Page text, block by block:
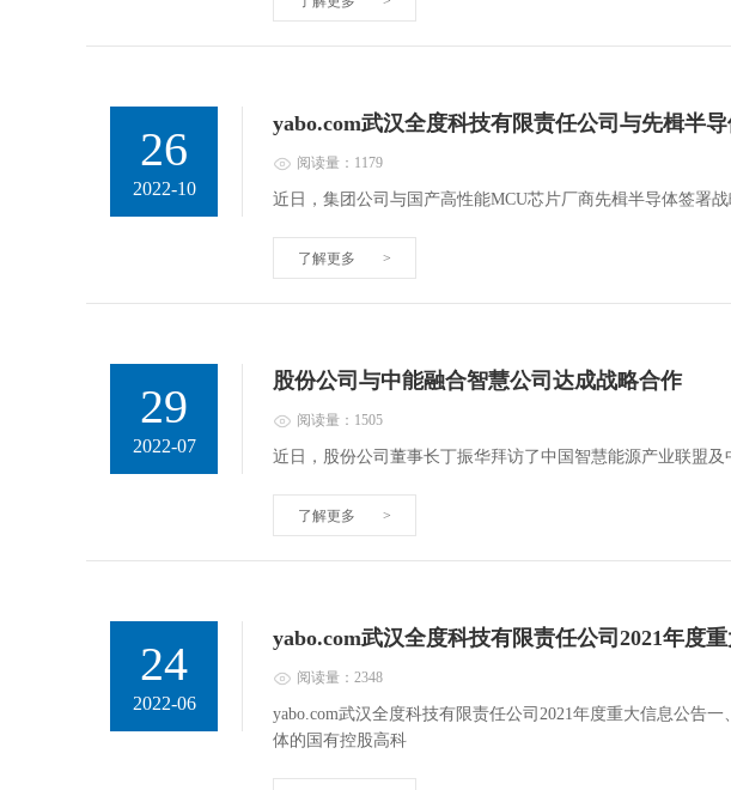
26
2022-10
yabo.com武汉全度科技有限责任公司与先楫半
阅读量：1179
近日，集团公司与国产高性能MCU芯片厂商先楫半导体签署
了解更多 >
29
2022-07
股份公司与中能融合智慧公司达成战略合作
阅读量：1505
近日，股份公司董事长丁振华拜访了中国智慧能源产业联盟
了解更多 >
24
2022-06
yabo.com武汉全度科技有限责任公司2021年度
阅读量：2348
yabo.com武汉全度科技有限责任公司2021年度重大信息公告
体的国有控股高科